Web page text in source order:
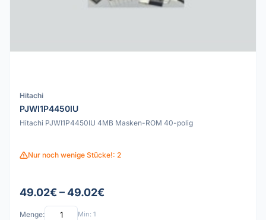
Hitachi
PJWI1P4450IU
Hitachi PJWI1P4450IU 4MB Masken-ROM 40-polig
Nur noch wenige Stücke!: 2
49.02€ – 49.02€
Menge: Min: 1